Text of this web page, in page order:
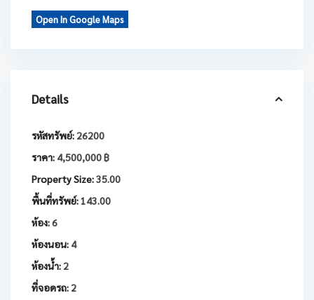
Open In Google Maps
Details
รหัสทรัพย์: 26200
ราคา: 4,500,000 ฿
Property Size:35.00
พื้นที่ทรัพย์: 143.00
ห้อง:6
ห้องนอน: 4
ห้องน้ำ: 2
ที่จอดรถ: 2